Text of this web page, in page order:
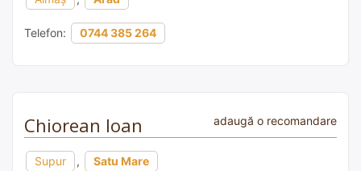
Telefon: 0744 385 264
Chiorean Ioan adaugă o recomandare
Supur , Satu Mare